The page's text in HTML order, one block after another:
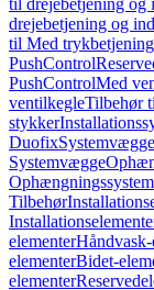
til drejebetjening og
drejebetjening og
til Med
PushControl
PushControlMed
ventilkegleTilbehør
stykker
DuofixSystemvægge
Systemvægge
Tilbehør
elementer
elementerBidet-
elementer